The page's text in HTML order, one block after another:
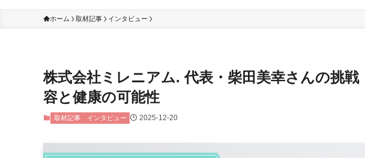
ホーム 取材記事 インタビュー
株式会社ミレニアム. 代表・柴田美幸さんの挑
容と健康の可能性
取材記事 インタビュー 2025-12-20